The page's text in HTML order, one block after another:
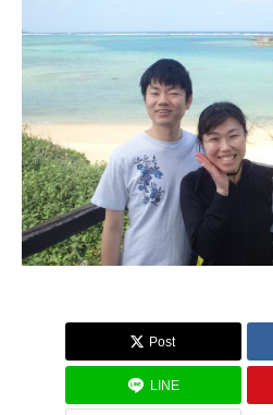
Post
LINE